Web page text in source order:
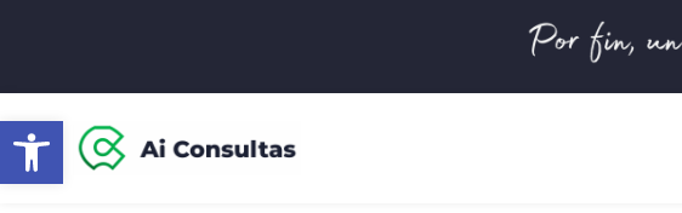
Abrir barra de herramientas